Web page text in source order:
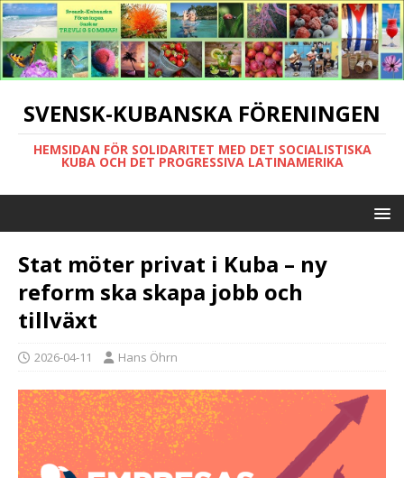
SVENSK-KUBANSKA FÖRENINGEN
HEMSIDAN FÖR SOLIDARITET MED DET SOCIALISTISKA
KUBA OCH DET PROGRESSIVA LATINAMERIKA
Stat möter privat i Kuba – ny
reform ska skapa jobb och
tillväxt
2026-04-11 Hans Öhrn